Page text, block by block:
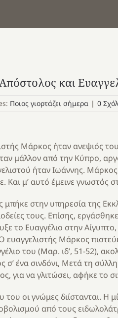
και
Ποιος γιορτάζει σήμερα | 0
Μάρκος ήταν ανεψιός
μάλλον από την Κύπρο,
ήταν Ιωάννης.
Και μ’ αυτό έμεινε γνωστός
στην υπηρεσία της
τους. Επίσης,
το Ευαγγέλιο στην
ευαγγελιστής Μάρκος
του (Μαρ. ιδ’, 51-52),
σ’ ένα σινδόνι, Μετά τη
για να γλιτώσει, αφήκε το
οι γνώμες διίστανται. Η
από τους